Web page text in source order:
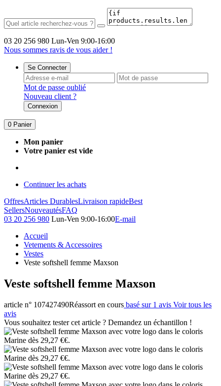
03 20 256 980 Lun-Ven 9:00-16:00
Nous sommes ravis de vous aider !
Se Connecter
Mot de passe oublié
Nouveau client ?
Connexion
0 Panier
Mon panier
Votre panier est vide
Continuer les achats
OffresArticles DurablesLivraison rapideBest
SellersNouveautésFAQ
03 20 256 980 Lun-Ven 9:00-16:00E-mail
Accueil
Vetements & Accessoires
Vestes
Veste softshell femme Maxson
Veste softshell femme Maxson
article n° 107427490Réassort en cours basé sur 1 avis Voir tous les
avis
Vous souhaitez tester cet article ? Demandez un échantillon !